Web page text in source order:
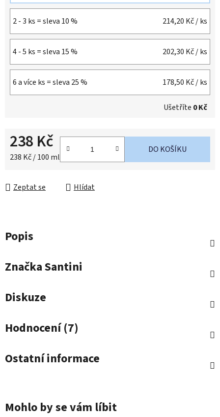
2 - 3 ks = sleva 10 % 214,20 Kč/ ks
4 - 5 ks = sleva 15 % 202,30 Kč/ ks
6 a více ks = sleva 25 % 178,50 Kč/ ks
Ušetříte 0 Kč
238 Kč
Měrná cena:
238 Kč / 100 ml
DO KOŠÍKU
Zeptat se Hlídat
Popis
ZnačkaSantini
Diskuze
Hodnocení (7)
Ostatní informace
Mohlo by se vám líbit